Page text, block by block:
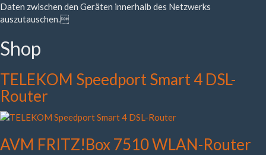
Daten zwischen den Geräten innerhalb des Netzwerks
auszutauschen.
Shop
TELEKOM Speedport Smart 4 DSL-
Router
AVM FRITZ!Box 7510 WLAN-Router